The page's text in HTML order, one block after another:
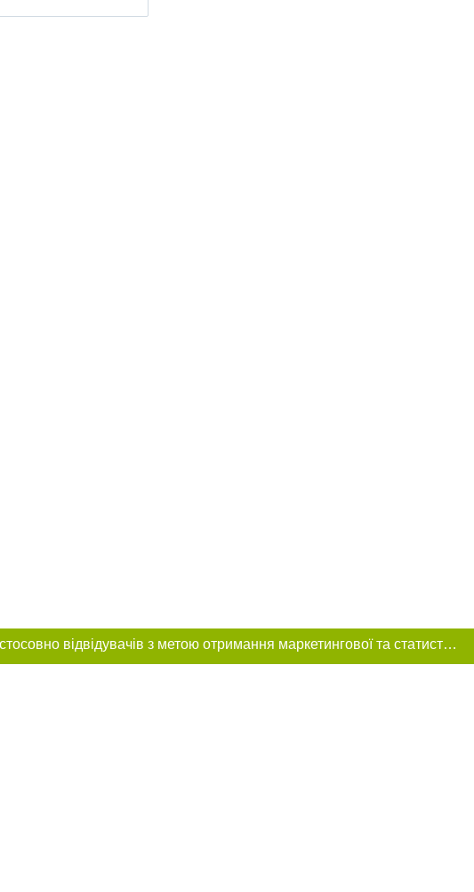
Цей сайт використовує «cookies». Також веб-сайт використовує інтернет-сервіс для збору технічних даних стосовно відвідувачів з метою отримання маркетингової та статистичної інформації. Умови обробки даних відвідувачів сайту див.